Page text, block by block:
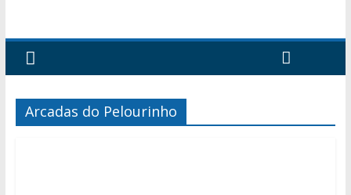
Arcadas do Pelourinho